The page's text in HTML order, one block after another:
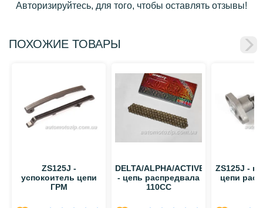
Авторизируйтесь, для того, чтобы оставлять отзывы!
ПОХОЖИЕ ТОВАРЫ
ZS125J -
успокоитель цепи
ГРМ
DELTA/ALPHA/ACTIVE/Suzuki
- цепь распредвала
110CC
ZS125J -
цепи